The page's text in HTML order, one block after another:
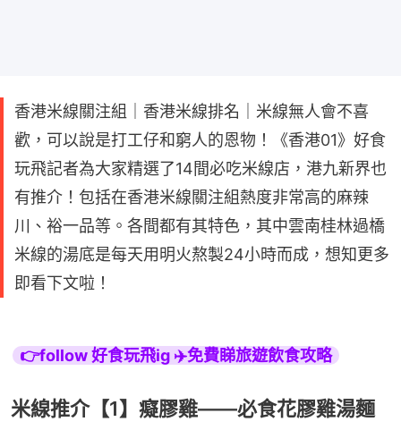
香港米線關注組｜香港米線排名｜米線無人會不喜
歡，可以說是打工仔和窮人的恩物！《香港01》好食
玩飛記者為大家精選了14間必吃米線店，港九新界也
有推介！包括在香港米線關注組熱度非常高的麻辣
川、裕一品等。各間都有其特色，其中雲南桂林過橋
米線的湯底是每天用明火熬製24小時而成，想知更多
即看下文啦！
👉follow 好食玩飛ig ✈️免費睇旅遊飲食攻略
米線推介【1】癡膠雞——必食花膠雞湯麵